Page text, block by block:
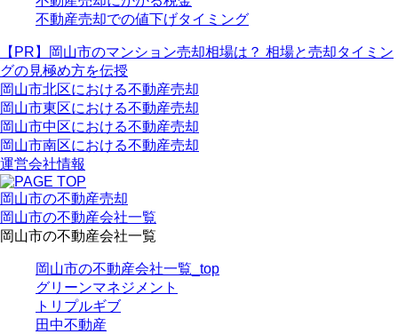
不動産売却での値下げタイミング
【PR】岡山市のマンション売却相場は？ 相場と売却タイミン
グの見極め方を伝授
岡山市北区における不動産売却
岡山市東区における不動産売却
岡山市中区における不動産売却
岡山市南区における不動産売却
運営会社情報
岡山市の不動産売却
岡山市の不動産会社一覧
岡山市の不動産会社一覧
岡山市の不動産会社一覧_top
グリーンマネジメント
トリプルギブ
田中不動産